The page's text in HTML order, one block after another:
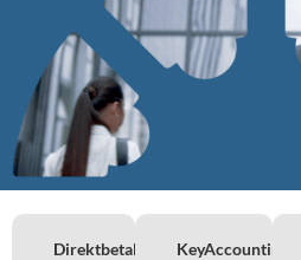
Direktbetalning KeyAccounting